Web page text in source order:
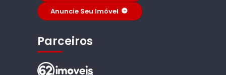
Anuncie Seu Imóvel
Parceiros